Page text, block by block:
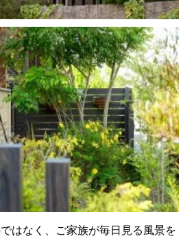
はなく、ご家族が毎日見る風景を